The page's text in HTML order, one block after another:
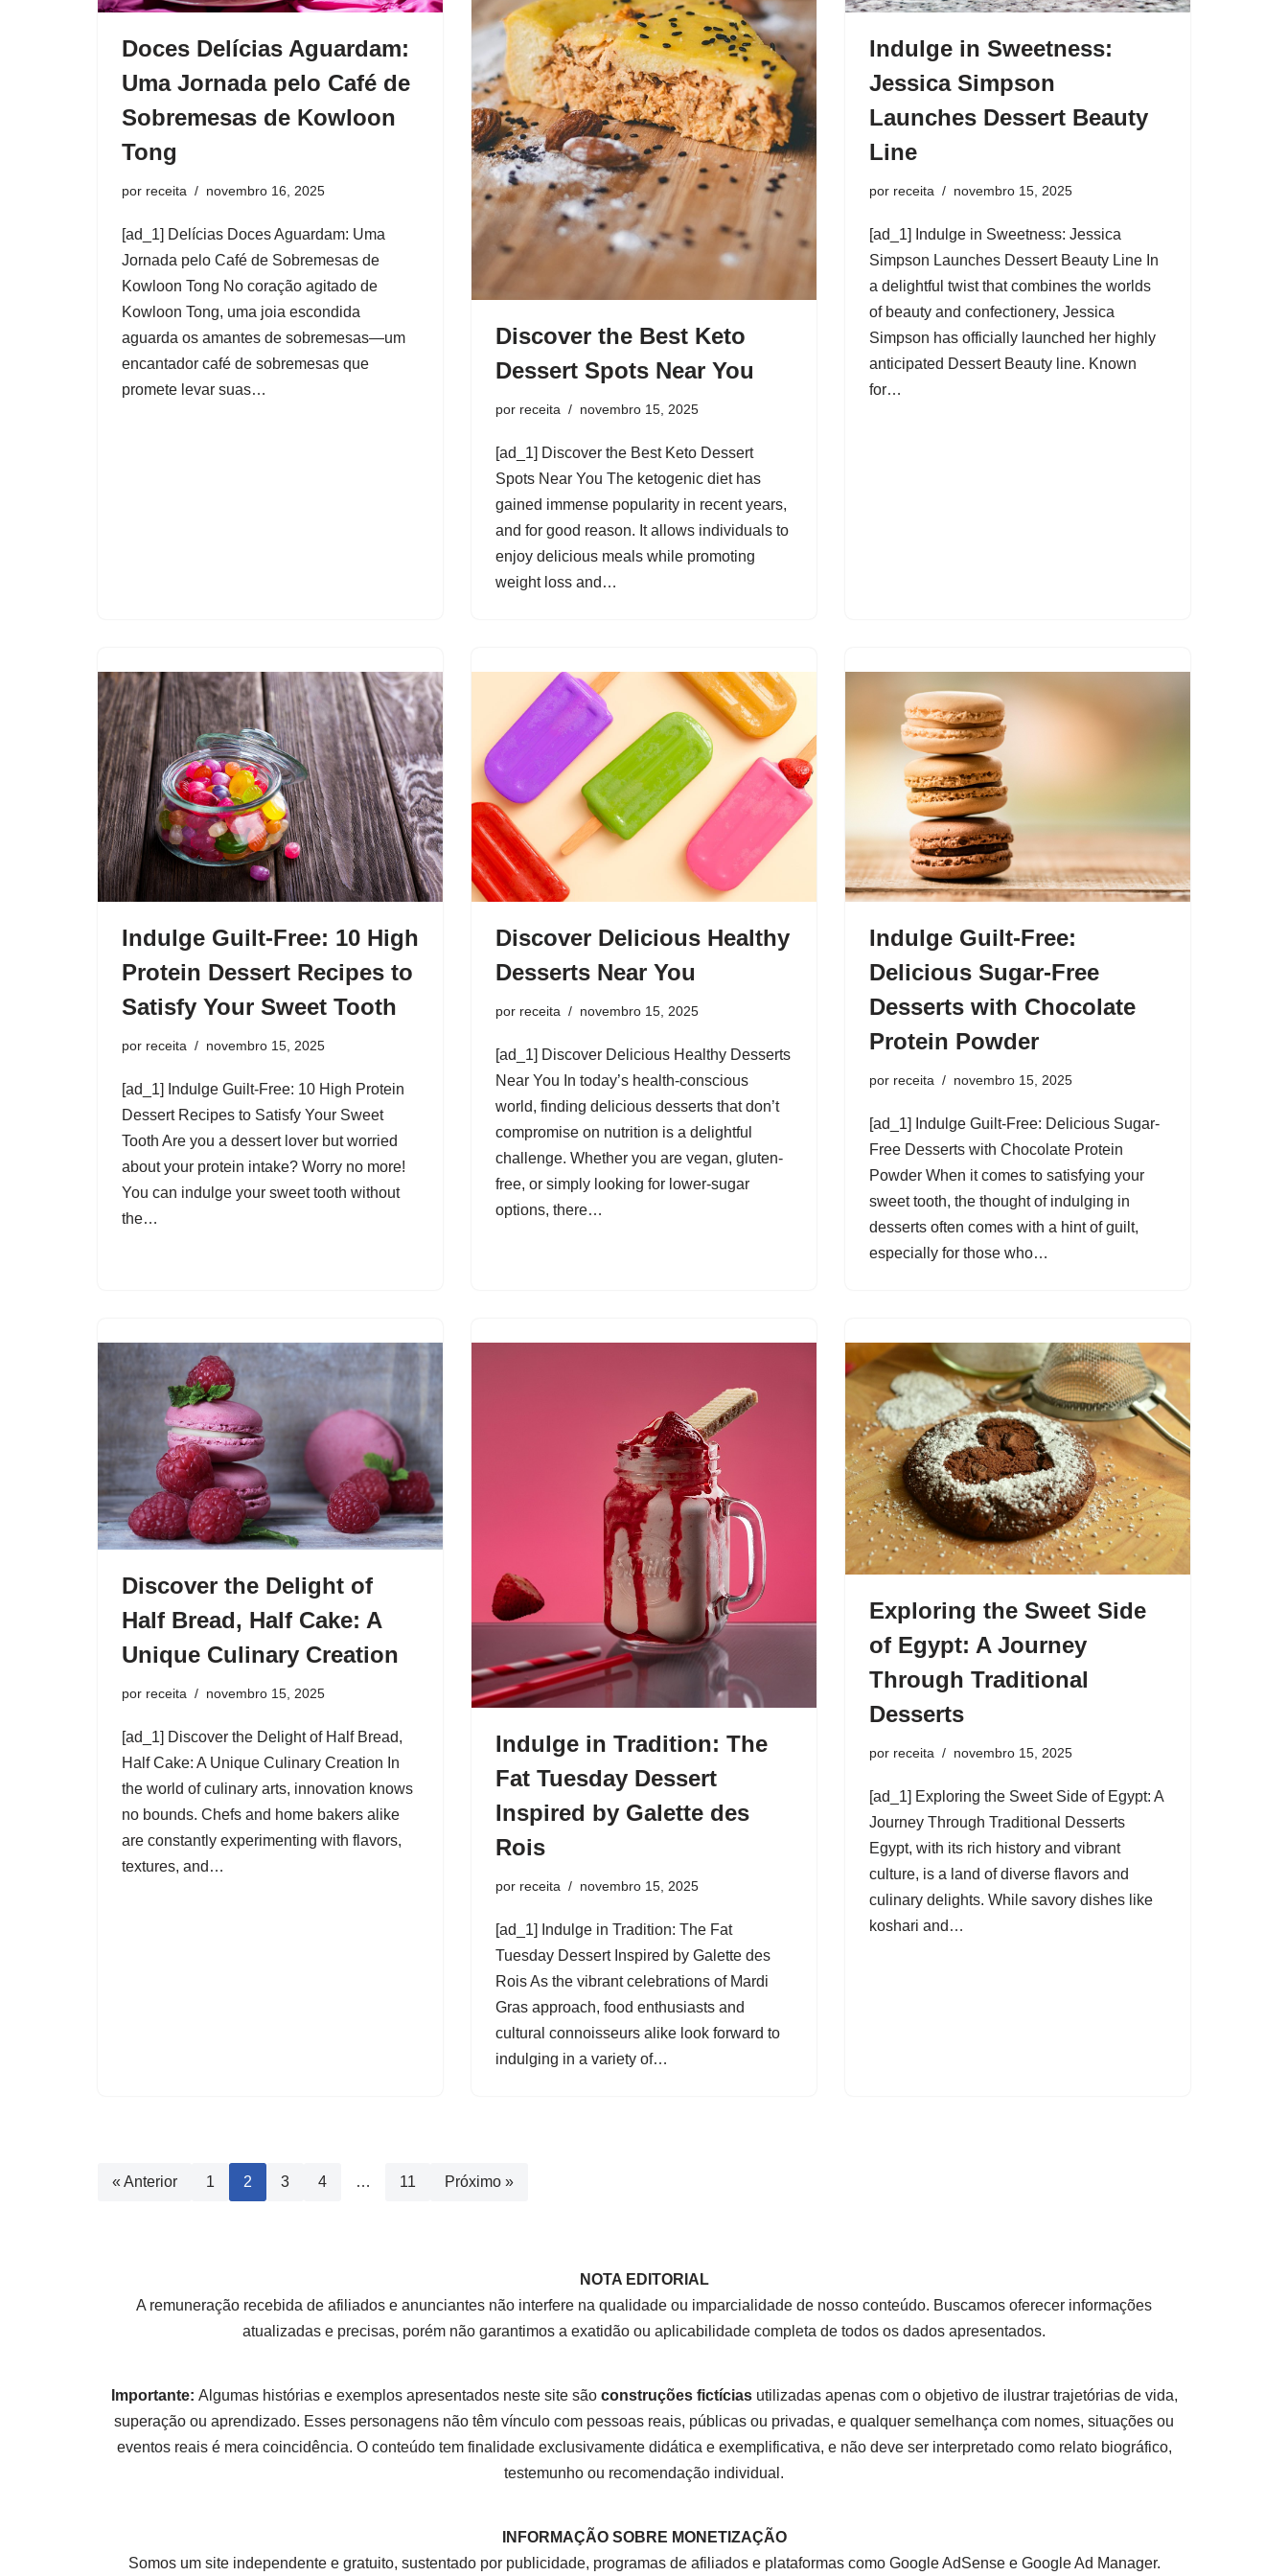
Doces Delícias Aguardam:
Uma Jornada pelo Café de
Sobremesas de Kowloon
Tong
por receita novembro 16, 2025
[ad_1] Delícias Doces Aguardam: Uma
Jornada pelo Café de Sobremesas de
Kowloon Tong No coração agitado de
Kowloon Tong, uma joia escondida
aguarda os amantes de sobremesas—um
encantador café de sobremesas que
promete levar suas…
Discover the Best Keto
Dessert Spots Near You
por receita novembro 15, 2025
[ad_1] Discover the Best Keto Dessert
Spots Near You The ketogenic diet has
gained immense popularity in recent years,
and for good reason. It allows individuals to
enjoy delicious meals while promoting
weight loss and…
Indulge in Sweetness:
Jessica Simpson
Launches Dessert Beauty
Line
por receita novembro 15, 2025
[ad_1] Indulge in Sweetness: Jessica
Simpson Launches Dessert Beauty Line In
a delightful twist that combines the worlds
of beauty and confectionery, Jessica
Simpson has officially launched her highly
anticipated Dessert Beauty line. Known
for…
Indulge Guilt-Free: 10 High
Protein Dessert Recipes to
Satisfy Your Sweet Tooth
por receita novembro 15, 2025
[ad_1] Indulge Guilt-Free: 10 High Protein
Dessert Recipes to Satisfy Your Sweet
Tooth Are you a dessert lover but worried
about your protein intake? Worry no more!
You can indulge your sweet tooth without
the…
Discover Delicious Healthy
Desserts Near You
por receita novembro 15, 2025
[ad_1] Discover Delicious Healthy Desserts
Near You In today’s health-conscious
world, finding delicious desserts that don’t
compromise on nutrition is a delightful
challenge. Whether you are vegan, gluten-
free, or simply looking for lower-sugar
options, there…
Indulge Guilt-Free:
Delicious Sugar-Free
Desserts with Chocolate
Protein Powder
por receita novembro 15, 2025
[ad_1] Indulge Guilt-Free: Delicious Sugar-
Free Desserts with Chocolate Protein
Powder When it comes to satisfying your
sweet tooth, the thought of indulging in
desserts often comes with a hint of guilt,
especially for those who…
Discover the Delight of
Half Bread, Half Cake: A
Unique Culinary Creation
por receita novembro 15, 2025
[ad_1] Discover the Delight of Half Bread,
Half Cake: A Unique Culinary Creation In
the world of culinary arts, innovation knows
no bounds. Chefs and home bakers alike
are constantly experimenting with flavors,
textures, and…
Indulge in Tradition: The
Fat Tuesday Dessert
Inspired by Galette des
Rois
por receita novembro 15, 2025
[ad_1] Indulge in Tradition: The Fat
Tuesday Dessert Inspired by Galette des
Rois As the vibrant celebrations of Mardi
Gras approach, food enthusiasts and
cultural connoisseurs alike look forward to
indulging in a variety of…
Exploring the Sweet Side
of Egypt: A Journey
Through Traditional
Desserts
por receita novembro 15, 2025
[ad_1] Exploring the Sweet Side of Egypt: A
Journey Through Traditional Desserts
Egypt, with its rich history and vibrant
culture, is a land of diverse flavors and
culinary delights. While savory dishes like
koshari and…
« Anterior 1 2 3 4 … 11 Próximo »
NOTA EDITORIAL
A remuneração recebida de afiliados e anunciantes não interfere na qualidade ou imparcialidade de nosso conteúdo. Buscamos oferecer informações
atualizadas e precisas, porém não garantimos a exatidão ou aplicabilidade completa de todos os dados apresentados.
Importante: Algumas histórias e exemplos apresentados neste site são construções fictíciasutilizadas apenas com o objetivo de ilustrar trajetórias de vida,
superação ou aprendizado. Esses personagens não têm vínculo com pessoas reais, públicas ou privadas, e qualquer semelhança com nomes, situações ou
eventos reais é mera coincidência. O conteúdo tem finalidade exclusivamente didática e exemplificativa, e não deve ser interpretado como relato biográfico,
testemunho ou recomendação individual.
INFORMAÇÃO SOBRE MONETIZAÇÃO
Somos um site independente e gratuito, sustentado por publicidade, programas de afiliados e plataformas como Google AdSense e Google Ad Manager.